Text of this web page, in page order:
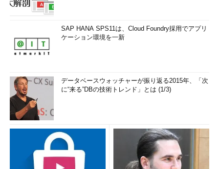
SAP HANA SPS11は、Cloud Foundry採用でアプリ
ケーション環境を一新
データベースウォッチャーが振り返る2015年、「次
に“来る”DBの技術トレンド」とは (1/3)